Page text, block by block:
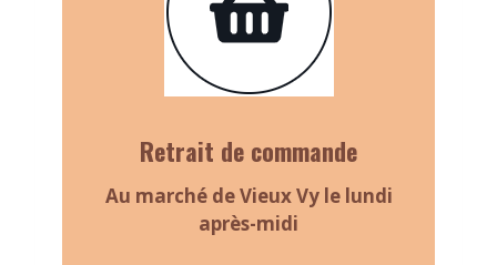
Retrait de commande
Au marché de Vieux Vy le lundi
après-midi